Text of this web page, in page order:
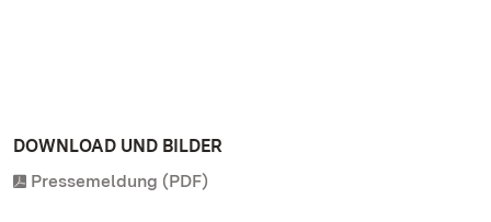
DOWNLOAD UND BILDER
Pressemeldung (PDF)